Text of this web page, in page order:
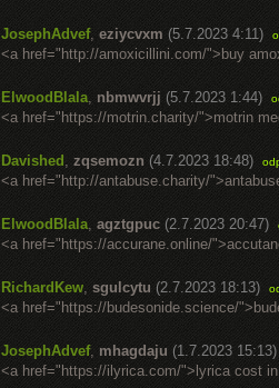
JosephAdvef, eziycvxm (5.7.2023 4:11)
<a href="http://amoxicillini.com/">buy
ElwoodBlala, nbmwvrjj (5.7.2023 1:44)
<a href="https://motrin.charity/">motrin
Davished , zqsemozn (4.7.2023 18:48)
<a href="http://antabuse.charity/
ElwoodBlala, agztgpuc (2.7.2023 20:47)
<a href="https://accurane.online/
RichardKew, sgulcytu (2.7.2023 18:13)
<a href="https://budesonide.science/
JosephAdvef, mhagdaju (1.7.2023 15:13)
<a href="https://ilyrica.com/">lyrica cost